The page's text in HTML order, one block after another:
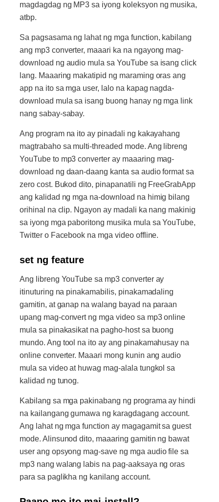
magdagdag ng MP3 sa iyong koleksyon ng musika,
atbp.
Sa pagsasama ng lahat ng mga function, kabilang
ang mp3 converter, maaari ka na ngayong mag-
download ng audio mula sa YouTube sa isang click
lang. Maaaring makatipid ng maraming oras ang
app na ito sa mga user, lalo na kapag nagda-
download mula sa isang buong hanay ng mga link
nang sabay-sabay.
Ang program na ito ay pinadali ng kakayahang
magtrabaho sa multi-threaded mode. Ang libreng
YouTube to mp3 converter ay maaaring mag-
download ng daan-daang kanta sa audio format sa
zero cost. Bukod dito, pinapanatili ng FreeGrabApp
ang kalidad ng mga na-download na himig bilang
orihinal na clip. Ngayon ay madali ka nang makinig
sa iyong mga paboritong musika mula sa YouTube,
Twitter o Facebook na mga video offline.
set ng feature
Ang libreng YouTube sa mp3 converter ay
itinuturing na pinakamabilis, pinakamadaling
gamitin, at ganap na walang bayad na paraan
upang mag-convert ng mga video sa mp3 online
mula sa pinakasikat na pagho-host sa buong
mundo. Ang tool na ito ay ang pinakamahusay na
online converter. Maaari mong kunin ang audio
mula sa video at huwag mag-alala tungkol sa
kalidad ng tunog.
Kabilang sa mga pakinabang ng programa ay hindi
na kailangang gumawa ng karagdagang account.
Ang lahat ng mga function ay magagamit sa guest
mode. Alinsunod dito, maaaring gamitin ng bawat
user ang opsyong mag-save ng mga audio file sa
mp3 nang walang labis na pag-aaksaya ng oras
para sa paglikha ng kanilang account.